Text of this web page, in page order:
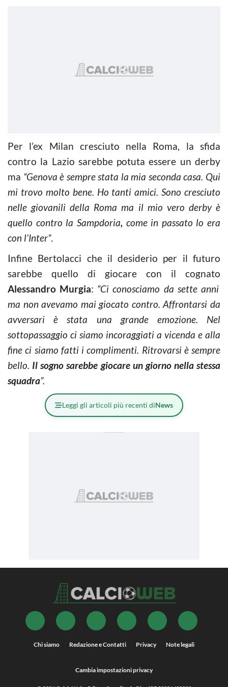
Per l’ex Milan cresciuto nella Roma, la sfida
contro la Lazio sarebbe potuta essere un derby
ma “Genova è sempre stata la mia seconda casa. Qui
mi trovo molto bene. Ho tanti amici. Sono cresciuto
nelle giovanili della Roma ma il mio vero derby è
quello contro la Sampdoria, come in passato lo era
con l’Inter”.
Infine Bertolacci che il desiderio per il futuro
sarebbe quello di giocare con il cognato
Alessandro Murgia: “Ci conosciamo da sette anni
ma non avevamo mai giocato contro. Affrontarsi da
avversari è stata una grande emozione. Nel
sottopassaggio ci siamo incoraggiati a vicenda e alla
fine ci siamo fatti i complimenti. Ritrovarsi è sempre
bello. Il sogno sarebbe giocare un giorno nella stessa
squadra”.
Leggi gli articoli più recenti diNews
Chi siamo Redazione e Contatti Privacy Note legali
Cambia impostazioni privacy